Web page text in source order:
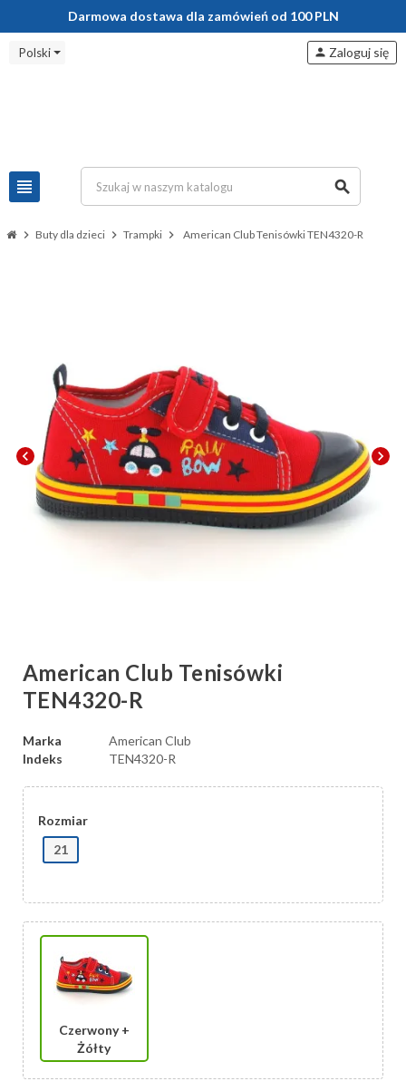
Darmowa dostawa dla zamówień od 100 PLN
Polski
view_headline search
person Zaloguj się
chevron_right Buty dla dzieci chevron_right Trampki chevron_right American Club Tenisówki TEN4320-R
chevron_left chevron_right
American Club Tenisówki
TEN4320-R
Marka
American Club
Indeks
TEN4320-R
Rozmiar
21
Czerwony +
Żółty